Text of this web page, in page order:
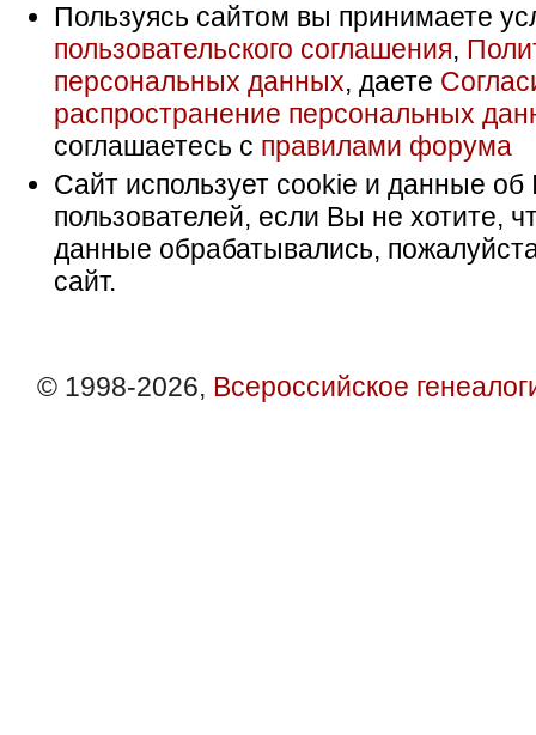
Пользуясь сайтом вы принимаете
пользовательского соглашения,
персональных данных, даете
распространение персональных
соглашаетесь с правилами форума
Сайт использует cookie и данные об
пользователей, если Вы не хотите,
данные обрабатывались,
сайт.
© 1998-2026, Всероссийское